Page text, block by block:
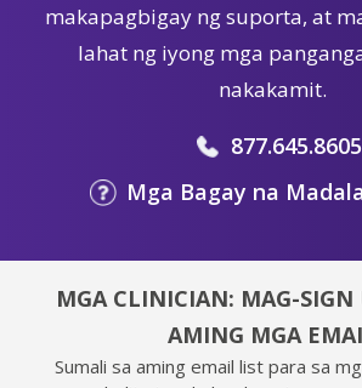
makapagbigay ng suporta, at
lahat ng iyong mga
nakakamit.
877.645.8605
Mga Bagay na
MGA CLINICIAN: MAG-SIGN
AMING MGA
Sumali sa aming email list para sa